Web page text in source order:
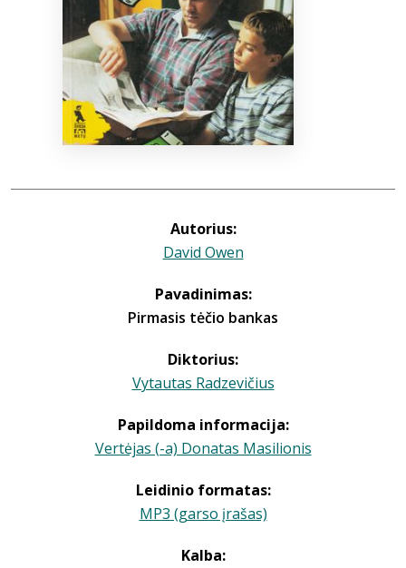
info@elvislab.lt
Autorius:
David Owen
Pavadinimas:
Pirmasis tėčio bankas
Diktorius:
Vytautas Radzevičius
Papildoma informacija:
Vertėjas (-a) Donatas Masilionis
Leidinio formatas:
MP3 (garso įrašas)
Kalba: